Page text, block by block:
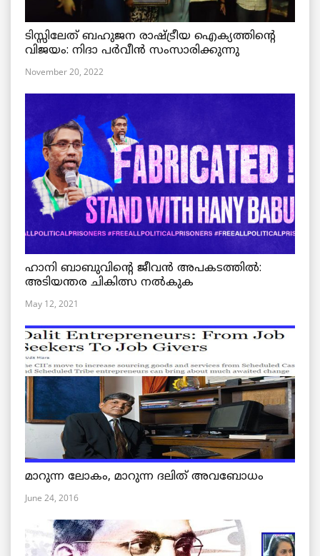
ടിസ്സിലേത് ബഹുജന രാഷ്ട്രീയ ഐക്യത്തിന്റെ
വിജയം: നിദാ പർവീൻ സംസാരിക്കുന്നു
November 20, 2022
ഹാനി ബാബുവിന്റെ ജീവൻ അപകടത്തിൽ:
അടിയന്തര ചികിത്സ നൽകുക
May 12, 2021
മാറുന്ന ലോകം, മാറുന്ന ദലിത് അവബോധം
June 24, 2016